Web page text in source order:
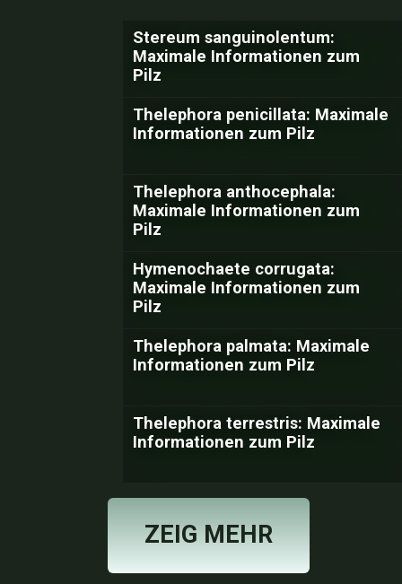
Stereum sanguinolentum:
Maximale Informationen zum
Pilz
Thelephora penicillata: Maximale
Informationen zum Pilz
Thelephora anthocephala:
Maximale Informationen zum
Pilz
Hymenochaete corrugata:
Maximale Informationen zum
Pilz
Thelephora palmata: Maximale
Informationen zum Pilz
Thelephora terrestris: Maximale
Informationen zum Pilz
ZEIG MEHR